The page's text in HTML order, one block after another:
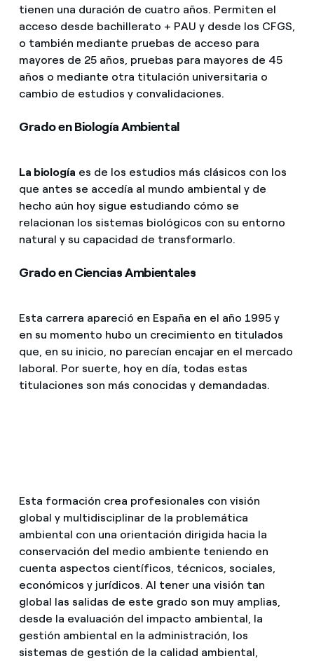
tienen una duración de cuatro años. Permiten el
acceso desde bachillerato + PAU y desde los CFGS,
o también mediante pruebas de acceso para
mayores de 25 años, pruebas para mayores de 45
años o mediante otra titulación universitaria o
cambio de estudios y convalidaciones.
Grado en Biología Ambiental
La biología es de los estudios más clásicos con los
que antes se accedía al mundo ambiental y de
hecho aún hoy sigue estudiando cómo se
relacionan los sistemas biológicos con su entorno
natural y su capacidad de transformarlo.
Grado en Ciencias Ambientales
Esta carrera apareció en España en el año 1995 y
en su momento hubo un crecimiento en titulados
que, en su inicio, no parecían encajar en el mercado
laboral. Por suerte, hoy en día, todas estas
titulaciones son más conocidas y demandadas.
Esta formación crea profesionales con visión
global y multidisciplinar de la problemática
ambiental con una orientación dirigida hacia la
conservación del medio ambiente teniendo en
cuenta aspectos científicos, técnicos, sociales,
económicos y jurídicos. Al tener una visión tan
global las salidas de este grado son muy amplias,
desde la evaluación del impacto ambiental, la
gestión ambiental en la administración, los
sistemas de gestión de la calidad ambiental,